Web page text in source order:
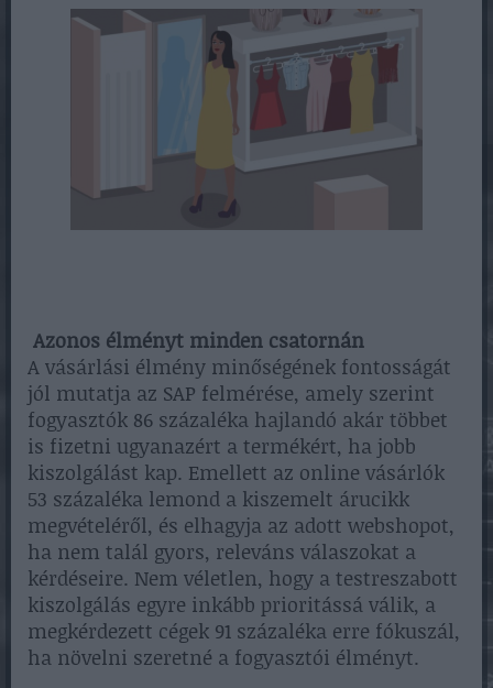
Azonos élményt minden csatornán
A vásárlási élmény minőségének fontosságát
jól mutatja az SAP felmérése, amely szerint
fogyasztók 86 százaléka hajlandó akár többet
is fizetni ugyanazért a termékért, ha jobb
kiszolgálást kap. Emellett az online vásárlók
53 százaléka lemond a kiszemelt árucikk
megvételéről, és elhagyja az adott webshopot,
ha nem talál gyors, releváns válaszokat a
kérdéseire. Nem véletlen, hogy a testreszabott
kiszolgálás egyre inkább prioritássá válik, a
megkérdezett cégek 91 százaléka erre fókuszál,
ha növelni szeretné a fogyasztói élményt.